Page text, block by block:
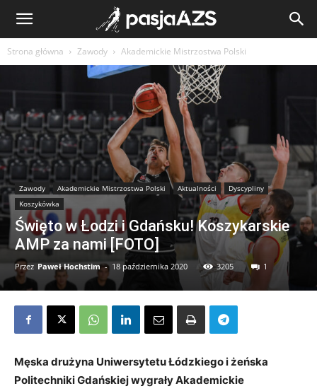
Strona główna Zawody Akademickie Mistrzostwa Polski
Zawody Akademickie Mistrzostwa Polski Aktualności
Dyscypliny
Koszykówka
Święto w Łodzi i Gdańsku! Koszykarskie
AMP za nami [FOTO]
Przez Paweł Hochstim - 18 października 2020 3205 1
Męska drużyna Uniwersytetu Łódzkiego i żeńska
Politechniki Gdańskiej wygrały Akademickie